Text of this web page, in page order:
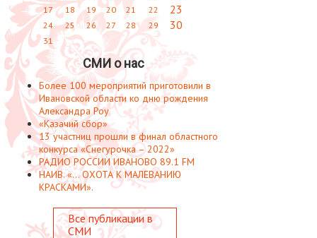
17 18 19 20 21 22 23
24 25 26 27 28 29 30
31
СМИ о нас
Более 100 мероприятий приготовили в
Ивановской области ко дню рождения
Александра Роу
«Казачий сбор»
13 участниц прошли в финал областного
конкурса «Снегурочка – 2022»
РАДИО РОССИИ ИВАНОВО 89.1 FM
НАИВ. «... ОХОТА К МАЛЕВАНИЮ
КРАСКАМИ».
Все публикации в
СМИ